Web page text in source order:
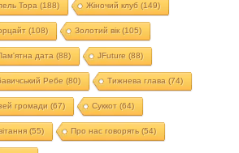
Тора (188) Жіночий клуб (149)
(108) Золотий вік(105)
дата (88) JFuture (88)
Ребе (80) Тижнева глава (74)
громади (67) Суккот (64)
(55) Про нас говорять(54)